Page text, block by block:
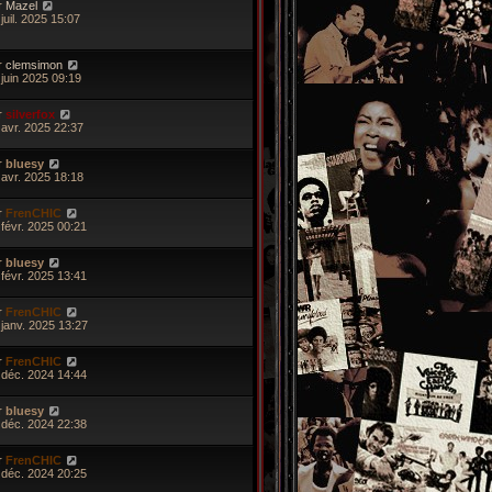
Mazel
2025 15:07
clemsimon
2025 09:19
silverfox
avr. 2025 22:37
bluesy
2025 18:18
FrenCHIC
2025 00:21
bluesy
2025 13:41
FrenCHIC
2025 13:27
FrenCHIC
2024 14:44
bluesy
déc. 2024 22:38
FrenCHIC
2024 20:25